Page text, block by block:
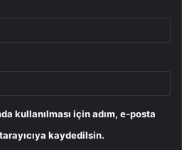
kullanılması için adım, e-posta
kaydedilsin.